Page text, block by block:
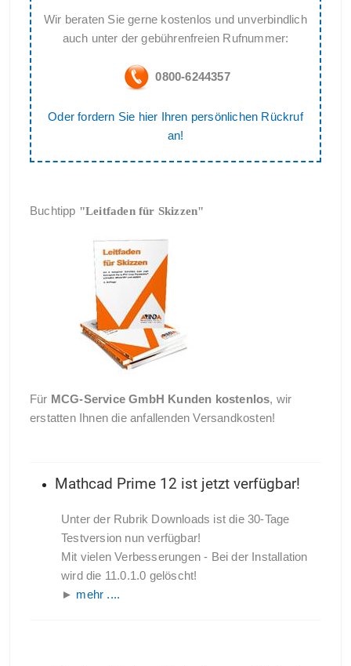
Wir beraten Sie gerne kostenlos und unverbindlich
auch unter der gebührenfreien Rufnummer:
0800-6244357
Oder fordern Sie hier Ihren persönlichen Rückruf
an!
Buchtipp "Leitfaden für Skizzen"
Für MCG-Service GmbH Kunden kostenlos, wir
erstatten Ihnen die anfallenden Versandkosten!
Mathcad Prime 12 ist jetzt verfügbar!
Unter der Rubrik Downloads ist die 30-Tage
Testversion nun verfügbar!
Mit vielen Verbesserungen - Bei der Installation
wird die 11.0.1.0 gelöscht!
► mehr ....